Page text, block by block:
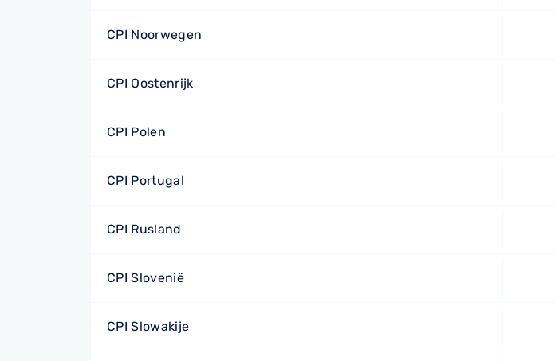
CPI Noorwegen
CPI Oostenrijk
CPI Polen
CPI Portugal
CPI Rusland
CPI Slovenië
CPI Slowakije